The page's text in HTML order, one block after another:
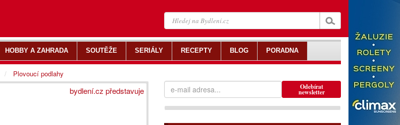
bydlení.cz představuje Odebírat
newsletter
HOBBY A ZAHRADA SOUTĚŽE SERIÁLY RECEPTY BLOG PORADNA
Plovoucí podlahy